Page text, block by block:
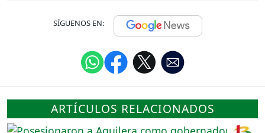
SÍGUENOS EN:
ARTÍCULOS RELACIONADOS